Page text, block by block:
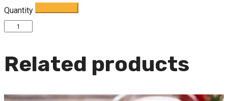
Quantity
Related products